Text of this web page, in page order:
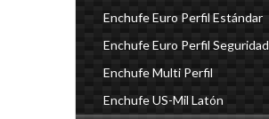
Enchufe Euro Perfil Estándar
Enchufe Euro Perfil Seguridad
Enchufe Multi Perfil
Enchufe US-Mil Latón